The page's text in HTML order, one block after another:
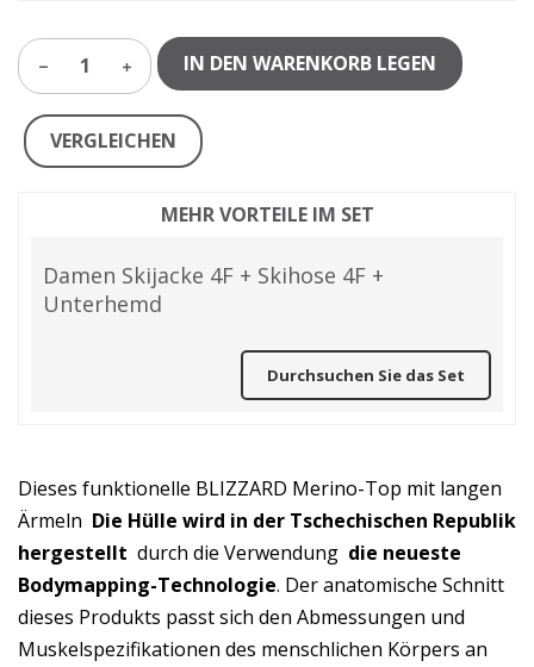
1 IN DEN WARENKORB LEGEN
VERGLEICHEN
MEHR VORTEILE IM SET
Damen Skijacke 4F + Skihose 4F +
Unterhemd
Durchsuchen Sie das Set
Dieses funktionelle BLIZZARD Merino-Top mit langen
Ärmeln Die Hülle wird in der Tschechischen Republik
hergestellt durch die Verwendung die neueste
Bodymapping-Technologie. Der anatomische Schnitt
dieses Produkts passt sich den Abmessungen und
Muskelspezifikationen des menschlichen Körpers an